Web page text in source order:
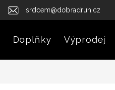
srdcem@dobradruh.cz
Doplňky Výprodej